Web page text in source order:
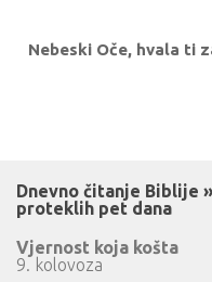
Nebeski Oče, hvala ti
Dnevno čitanje Biblije
proteklih pet dana
Vjernost koja košta
9. kolovoza